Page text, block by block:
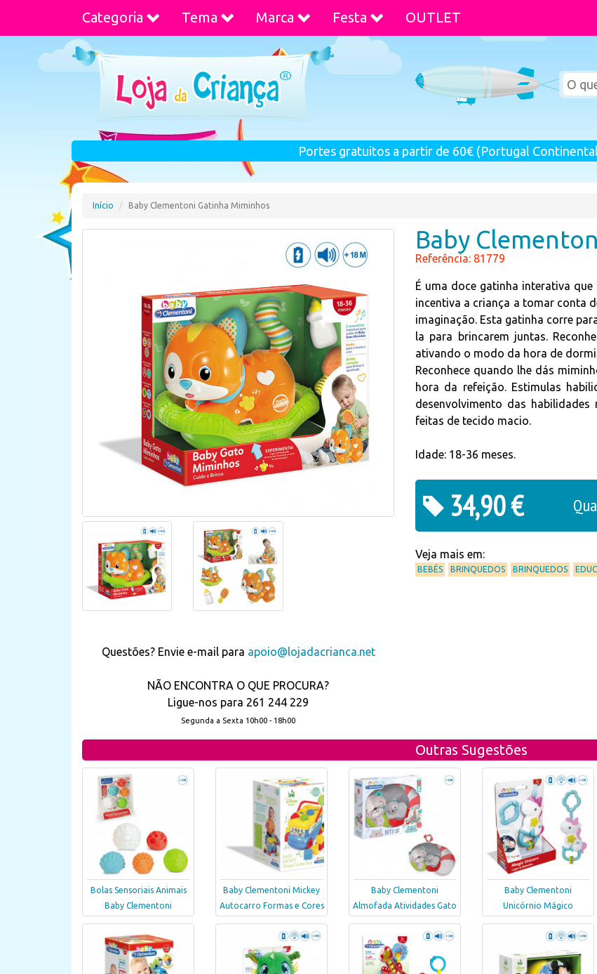
Categoria Tema Marca Festa OUTLET
Portes gratuitos a partir de 60€ (Portugal
Início Baby Clementoni Gatinha Miminhos
Questões? Envie e-mail para apoio@lojadacrianca.net
NÃO ENCONTRA O QUE PROCURA?
Ligue-nos para 261 244 229
Segunda a Sexta 10h00 - 18h00
Baby
Referência: 81779
É uma doce gatinha interativa
incentiva a criança a tomar conta
imaginação. Esta gatinha corre
la para brincarem juntas.
ativando o modo da hora de
Reconhece quando lhe dás
hora da refeição. Estimulas
desenvolvimento das
feitas de tecido macio.
Idade: 18-36 meses.
34,90 €
Veja mais em:
BEBÉS BRINQUEDOS BRINQUEDOS
Outras Sugestões
Bolas Sensoriais Animais
Baby Clementoni
Baby Clementoni Mickey
Autocarro Formas e Cores
Baby Clementoni
Almofada Atividades Gato
Baby Clementoni
Unicórnio Mágico